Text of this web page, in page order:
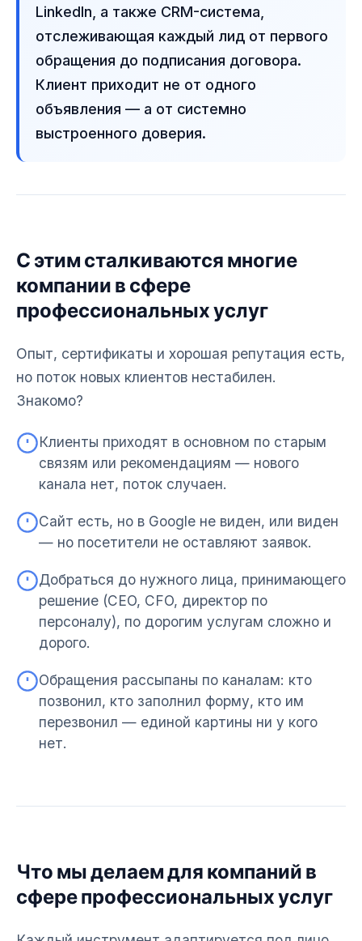
LinkedIn, а также CRM-система,
отслеживающая каждый лид от первого
обращения до подписания договора.
Клиент приходит не от одного
объявления — а от системно
выстроенного доверия.
С этим сталкиваются многие
компании в сфере
профессиональных услуг
Опыт, сертификаты и хорошая репутация есть,
но поток новых клиентов нестабилен.
Знакомо?
Клиенты приходят в основном по старым
связям или рекомендациям — нового
канала нет, поток случаен.
Сайт есть, но в Google не виден, или виден
— но посетители не оставляют заявок.
Добраться до нужного лица, принимающего
решение (CEO, CFO, директор по
персоналу), по дорогим услугам сложно и
дорого.
Обращения рассыпаны по каналам: кто
позвонил, кто заполнил форму, кто им
перезвонил — единой картины ни у кого
нет.
Что мы делаем для компаний в
сфере профессиональных услуг